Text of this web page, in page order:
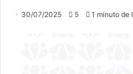
30/07/2025 5 1 minuto de